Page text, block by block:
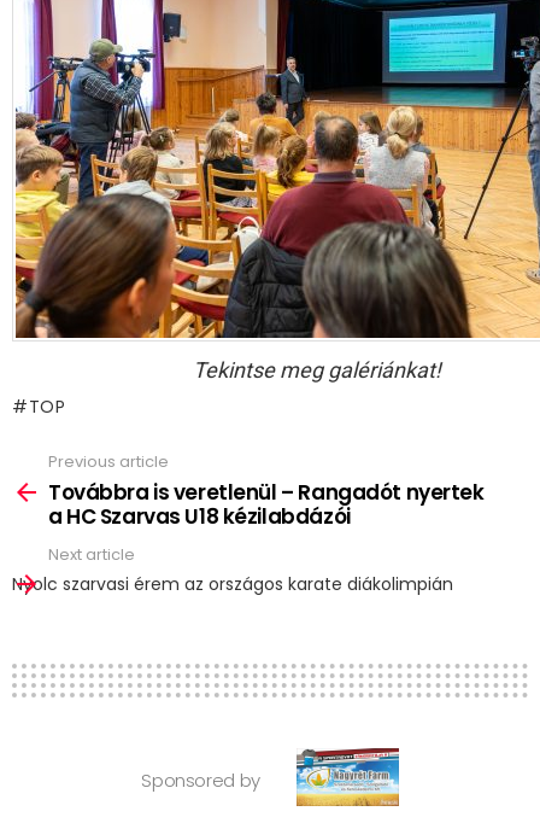
Tekintse meg galériánkat!
TOP
more
Previous article
Továbbra is veretlenül – Rangadót nyertek
a HC Szarvas U18 kézilabdázói
Next article
Nyolc szarvasi érem az országos karate diákolimpián
Sponsored by